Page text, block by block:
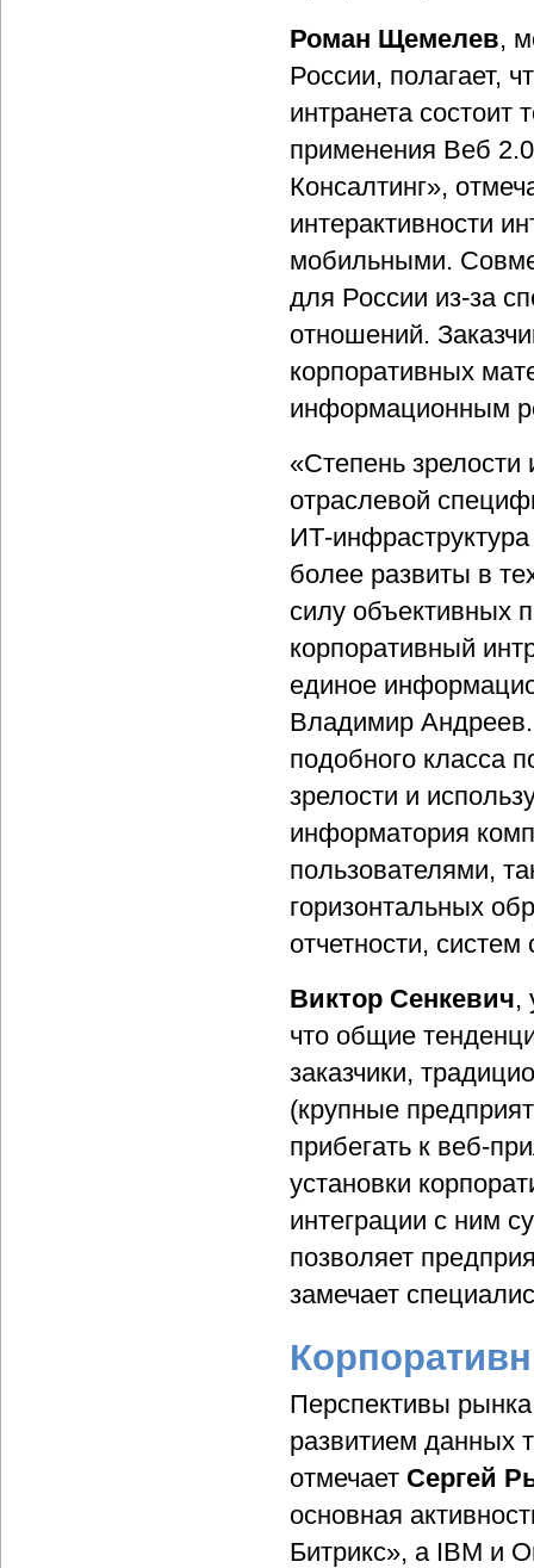
Роман Щемелев,
России, полагает,
интранета состоит
применения Веб
Консалтинг»,
интерактивности
мобильными.
для России из-за
отношений.
корпоративных
информационным
«Степень зрелости
отраслевой
ИТ-
более развиты в
силу объективных
корпоративный
единое
Владимир
подобного класса
зрелости и
информатория
пользователями,
горизонтальных
отчетности,
Виктор Сенкевич,
что общие
заказчики,
(крупные
прибегать к веб-
установки
интеграции с ним
позволяет
замечает
Перспективы
развитием данных
отмечает Сергей
основная
Битрикс», а IBM и